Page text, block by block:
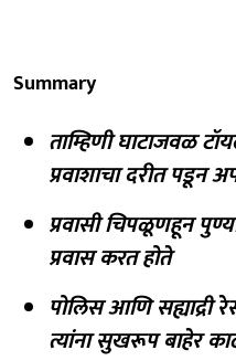
Summary
ताम्हिणी घाटाजवळ
प्रवाशाचा दरीत पडून
प्रवासी चिपळूणहून
प्रवास करत होते
पोलिस आणि सह्याद्री
त्यांना सुखरूप बाहेर